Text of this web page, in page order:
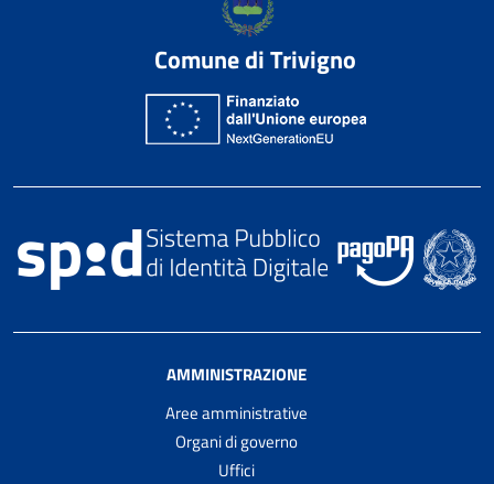
Comune di Trivigno
AMMINISTRAZIONE
Aree amministrative
Organi di governo
Uffici